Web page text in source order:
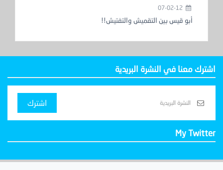
أبو قيس بين التقميش والتفتيش!!
اشترك معنا في النشرة البريدية
اشترك
My Twitter